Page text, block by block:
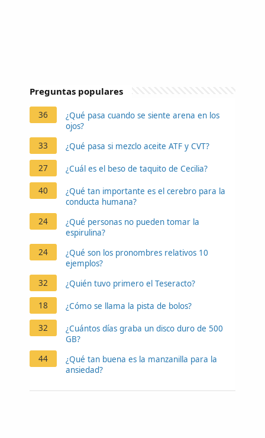
Preguntas populares
36
¿Qué pasa cuando se siente arena en los
ojos?
33
¿Qué pasa si mezclo aceite ATF y CVT?
27 ¿Cuál es el beso de taquito de Cecilia?
40
¿Qué tan importante es el cerebro para la
conducta humana?
24
¿Qué personas no pueden tomar la
espirulina?
24
¿Qué son los pronombres relativos 10
ejemplos?
32
¿Quién tuvo primero el Teseracto?
18 ¿Cómo se llama la pista de bolos?
32
¿Cuántos días graba un disco duro de 500
GB?
44
¿Qué tan buena es la manzanilla para la
ansiedad?